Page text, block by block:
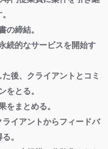
の締結。
続的なサービスを開始す
後、クライアントとコミ
をとる。
をまとめる。
イアントからフィードバ
。